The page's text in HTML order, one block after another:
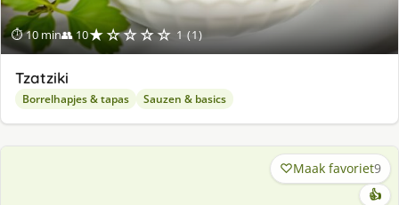
⏱ 10 min👥 10★☆☆☆☆ 1 (1)
Tzatziki
Borrelhapjes & tapas Sauzen & basics
Maak favoriet9
👍